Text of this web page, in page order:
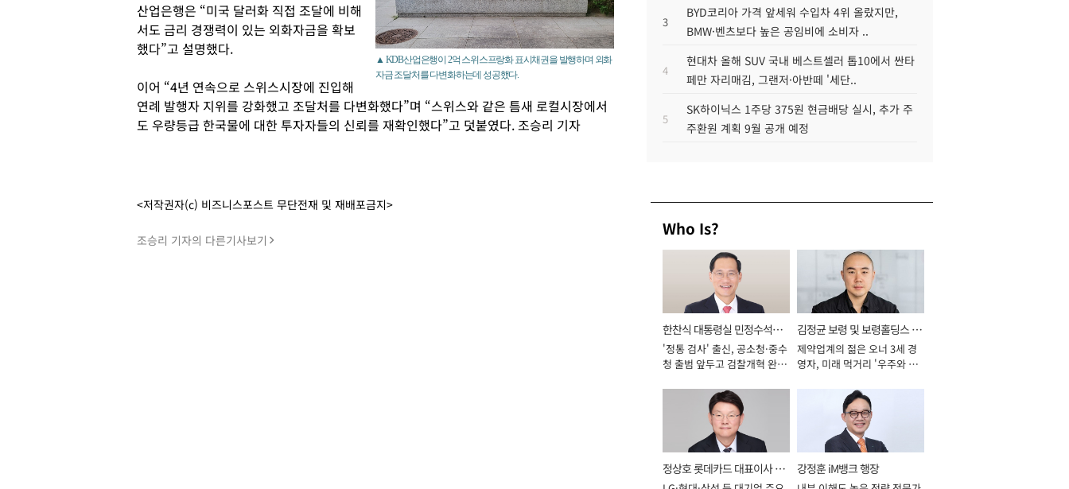
▲ KDB산업은행이 2억 스위스프랑화 표시채권을 발행하며 외화
자금 조달처를 다변화하는데 성공했다.
산업은행은 “미국 달러화 직접 조달에 비해
서도 금리 경쟁력이 있는 외화자금을 확보
했다”고 설명했다.
이어 “4년 연속으로 스위스시장에 진입해
연례 발행자 지위를 강화했고 조달처를 다변화했다”며 “스위스와 같은 틈새 로컬시장에서
도 우량등급 한국물에 대한 투자자들의 신뢰를 재확인했다”고 덧붙였다. 조승리 기자
<저작권자(c) 비즈니스포스트 무단전재 및 재배포금지>
조승리 기자의 다른기사보기
3
BYD코리아 가격 앞세워 수입차 4위 올랐지만,
BMW·벤츠보다 높은 공임비에 소비자 ..
4
현대차 올해 SUV 국내 베스트셀러 톱10에서 싼타
페만 자리매김, 그랜저·아반떼 '세단..
5
SK하이닉스 1주당 375원 현금배당 실시, 추가 주
주환원 계획 9월 공개 예정
Who Is?
한찬식 대통령실 민정수석비
서관
'정통 검사' 출신, 공소청·중수
청 출범 앞두고 검찰개혁 완수
김정균 보령 및 보령홀딩스 대
표이사 사장
제약업계의 젊은 오너 3세 경
영자, 미래 먹거리 '우주와 헬
정상호 롯데카드 대표이사 사
강정훈 iM뱅크 행장